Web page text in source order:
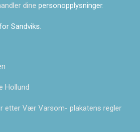
dine personopplysninger.
Sandviks
Hollund
etter Vær Varsom- plakatens regler